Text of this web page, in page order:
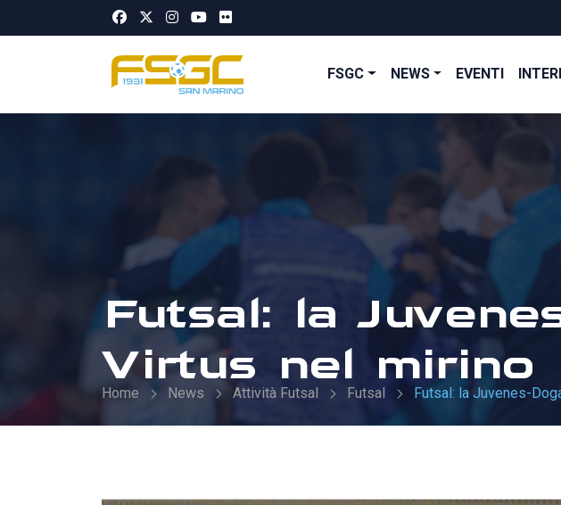
FSGC NEWS EVENTI
Futsal: la
Virtus nel mirino
Home News Attività Futsal Futsal Futsal: la Juvenes-